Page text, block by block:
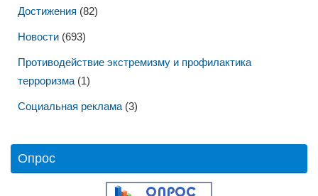
Достижения (82)
Новости (693)
Противодействие экстремизму и профилактика
терроризма (1)
Социальная реклама (3)
Опрос